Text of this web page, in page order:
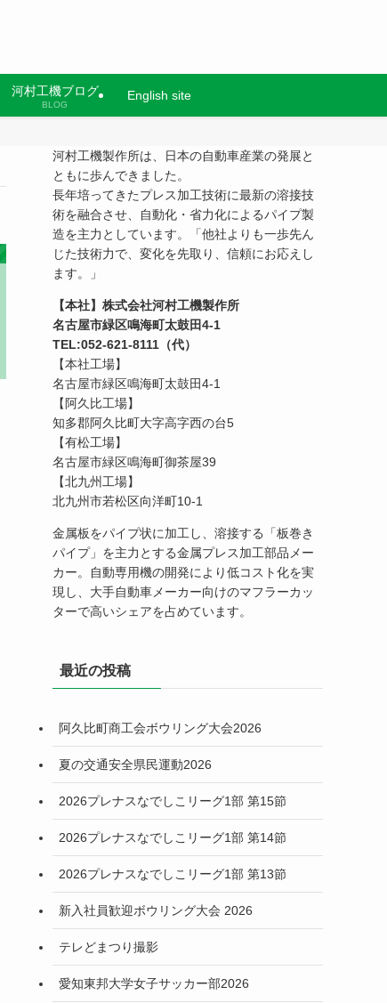
河村工機ブログ
BLOG
English site
河村工機製作所は、日本の自動車産業の発展と
ともに歩んできました。
長年培ってきたプレス加工技術に最新の溶接技
術を融合させ、自動化・省力化によるパイプ製
造を主力としています。「他社よりも一歩先ん
じた技術力で、変化を先取り、信頼にお応えし
ます。」
【本社】株式会社河村工機製作所
名古屋市緑区鳴海町太鼓田4-1
TEL:052-621-8111（代）
【本社工場】
名古屋市緑区鳴海町太鼓田4-1
【阿久比工場】
知多郡阿久比町大字高字西の台5
【有松工場】
名古屋市緑区鳴海町御茶屋39
【北九州工場】
北九州市若松区向洋町10-1
金属板をパイプ状に加工し、溶接する「板巻き
パイプ」を主力とする金属プレス加工部品メー
カー。自動専用機の開発により低コスト化を実
現し、大手自動車メーカー向けのマフラーカッ
ターで高いシェアを占めています。
最近の投稿
阿久比町商工会ボウリング大会2026
夏の交通安全県民運動2026
2026プレナスなでしこリーグ1部 第15節
2026プレナスなでしこリーグ1部 第14節
2026プレナスなでしこリーグ1部 第13節
新入社員歓迎ボウリング大会 2026
テレどまつり撮影
愛知東邦大学女子サッカー部2026